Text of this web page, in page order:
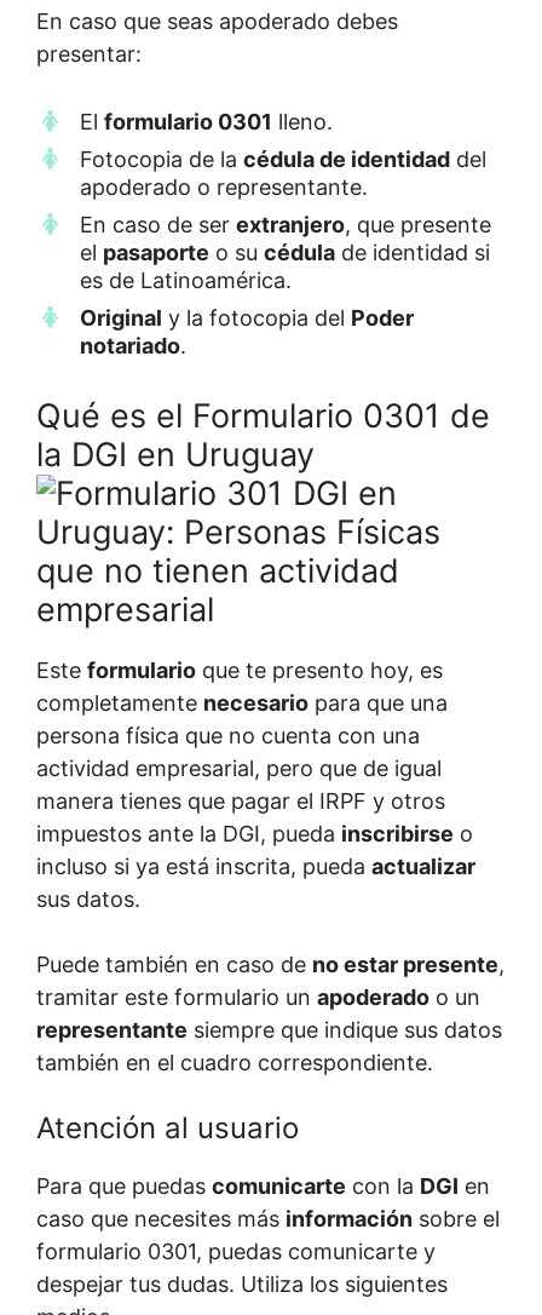
En caso que seas apoderado debes
presentar:
El formulario 0301 lleno.
Fotocopia de la cédula de identidad del
apoderado o representante.
En caso de ser extranjero, que presente
el pasaporte o su cédula de identidad si
es de Latinoamérica.
Original y la fotocopia del Poder
notariado.
Qué es el Formulario 0301 de
la DGI en Uruguay
Este formulario que te presento hoy, es
completamente necesario para que una
persona física que no cuenta con una
actividad empresarial, pero que de igual
manera tienes que pagar el IRPF y otros
impuestos ante la DGI, pueda inscribirse o
incluso si ya está inscrita, pueda actualizar
sus datos.
Puede también en caso de no estar presente,
tramitar este formulario un apoderado o un
representante siempre que indique sus datos
también en el cuadro correspondiente.
Atención al usuario
Para que puedas comunicarte con la DGI en
caso que necesites más información sobre el
formulario 0301, puedas comunicarte y
despejar tus dudas. Utiliza los siguientes